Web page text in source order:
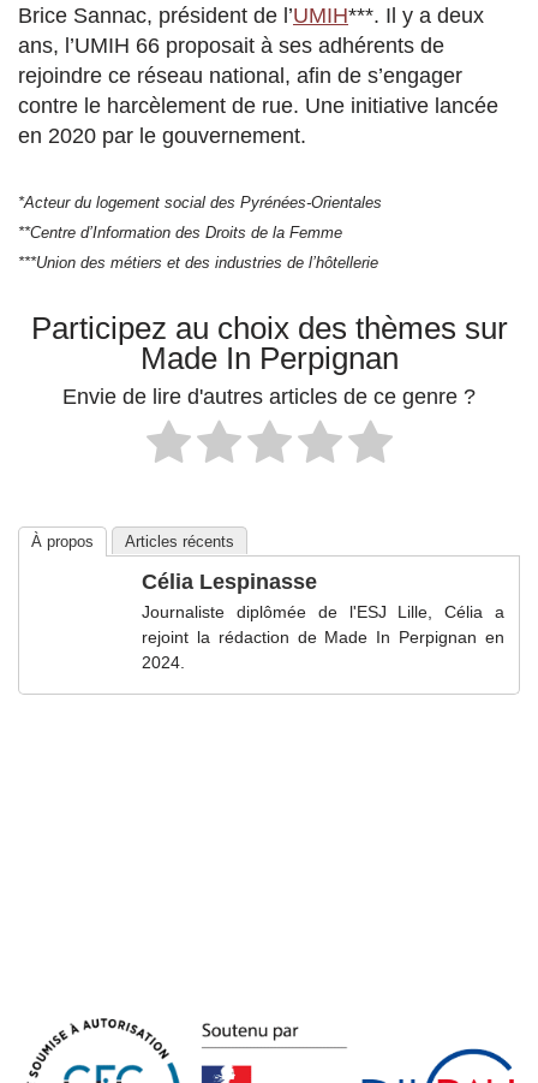
Brice Sannac, président de l’UMIH***. Il y a deux
ans, l’UMIH 66 proposait à ses adhérents de
rejoindre ce réseau national, afin de s’engager
contre le harcèlement de rue. Une initiative lancée
en 2020 par le gouvernement.
*Acteur du logement social des Pyrénées-Orientales
**Centre d’Information des Droits de la Femme
***Union des métiers et des industries de l’hôtellerie
Participez au choix des thèmes sur
Made In Perpignan
Envie de lire d'autres articles de ce genre ?
À propos Articles récents
Célia Lespinasse
Journaliste diplômée de l'ESJ Lille, Célia a
rejoint la rédaction de Made In Perpignan en
2024.